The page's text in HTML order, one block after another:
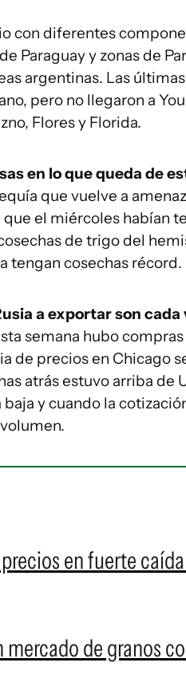
con diferentes
Paraguay y zonas de
argentinas. Las
pero no llegaron a
Flores y Florida.
en lo que queda de
que vuelve a
el miércoles habían
de trigo del
tengan cosechas récord.
a exportar son cada
semana hubo
de precios en Chicago
atrás estuvo arriba de
y cuando la
en fuerte
de granos